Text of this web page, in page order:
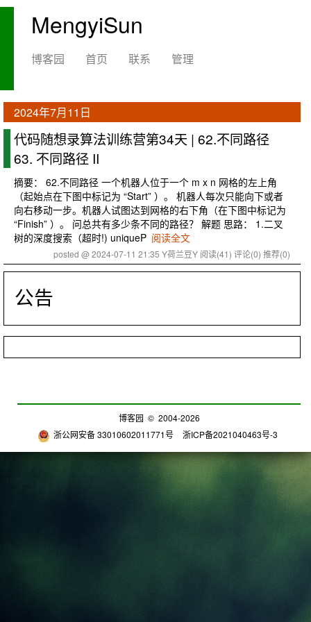
MengyiSun
博客园 首页 联系 管理
2024年7月11日
代码随想录算法训练营第34天 | 62.不同路径
63. 不同路径 II
摘要： 62.不同路径 一个机器人位于一个 m x n 网格的左上角
（起始点在下图中标记为 “Start” ）。 机器人每次只能向下或者
向右移动一步。机器人试图达到网格的右下角（在下图中标记为
“Finish” ）。 问总共有多少条不同的路径？ 解题 思路： 1.二叉
树的深度搜索（超时!) uniqueP 阅读全文
posted @ 2024-07-11 21:35 Y荷兰豆Y 阅读(41) 评论(0) 推荐(0)
公告
博客园 © 2004-2026
浙公网安备 33010602011771号
浙ICP备2021040463号-3